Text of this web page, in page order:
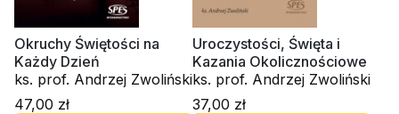
Okruchy Świętości na
Każdy Dzień
ks. prof. Andrzej Zwoliński
47,00 zł
Uroczystości, Święta i
Kazania Okolicznościowe
ks. prof. Andrzej Zwoliński
37,00 zł